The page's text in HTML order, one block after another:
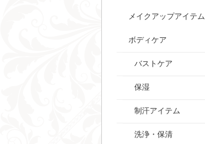
メイクアップアイテム
ボディケア
バストケア
保湿
制汗アイテム
洗浄・保清